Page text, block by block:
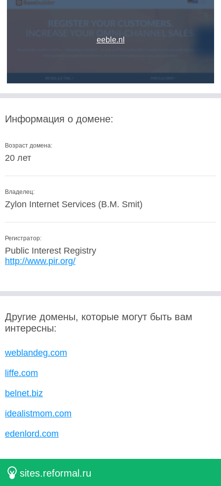
eeble.nl
Информация о домене:
Возраст домена:
20 лет
Владелец:
Zylon Internet Services (B.M. Smit)
Регистратор:
Public Interest Registry
http://www.pir.org/
Другие домены, которые могут быть вам
интересны:
weblandeg.com
liffe.com
belnet.biz
idealistmom.com
edenlord.com
sites.reformal.ru